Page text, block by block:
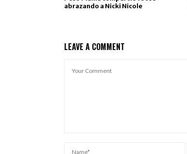
abrazando a Nicki Nicole
LEAVE A COMMENT